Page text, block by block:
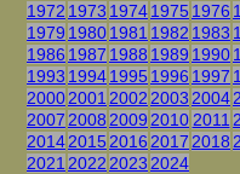
1972 1973 19741975 1976
1979 19801981 1982 1983
1986 1987 1988 1989 1990
1993 19941995 1996 1997
20002001 2002 2003 2004
2007 2008 2009 2010 2011
20142015 2016 2017 2018
2021 2022 2023 2024